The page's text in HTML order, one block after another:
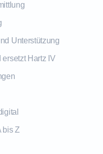
Unterstützung
ersetzt Hartz IV
bis Z